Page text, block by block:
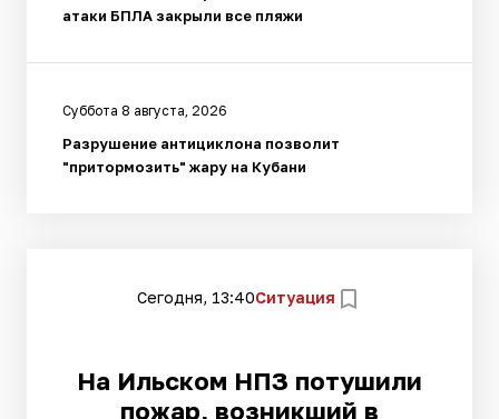
атаки БПЛА закрыли все пляжи
Суббота 8 августа, 2026
Разрушение антициклона позволит
"притормозить" жару на Кубани
Сегодня, 13:40Ситуация
На Ильском НПЗ потушили
пожар, возникший в